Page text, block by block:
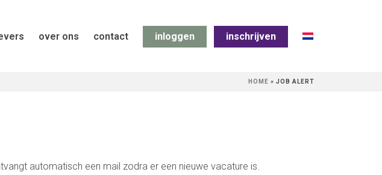
over ons contact inloggen inschrijven
HOME » JOB ALERT
automatisch een mail zodra er een nieuwe vacature is.